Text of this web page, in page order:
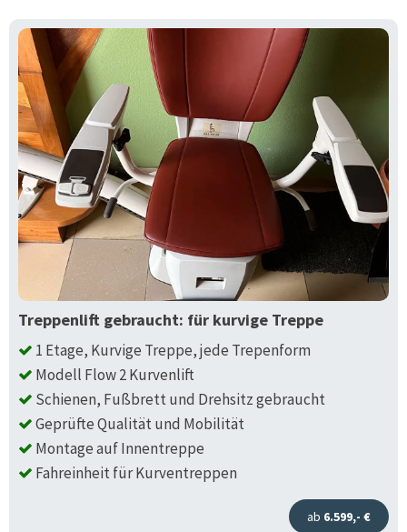
Treppenlift gebraucht: für kurvige Treppe
1 Etage, Kurvige Treppe, jede Trepenform
Modell Flow 2 Kurvenlift
Schienen, Fußbrett und Drehsitz gebraucht
Geprüfte Qualität und Mobilität
Montage auf Innentreppe
Fahreinheit für Kurventreppen
ab 6.599,- €